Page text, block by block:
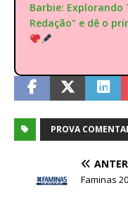
Barbie:
Redação" e dê o
PROVA
Faminas